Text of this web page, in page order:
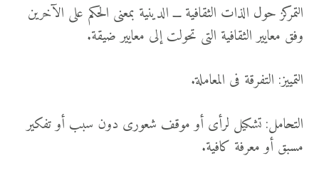
التمركز حول الذات الثقافية ـــ الدينية بمعنى الحكم على الآخرين
وفق معايير الثقافية التى تحولت إلى معايير ضيقة.
التمييز: التفرقة فى المعاملة.
التحامل: تشكيل لرأى أو موقف شعورى دون سبب أو تفكير
مسبق أو معرفة كافية.